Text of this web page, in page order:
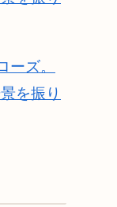
ズ。
を振り